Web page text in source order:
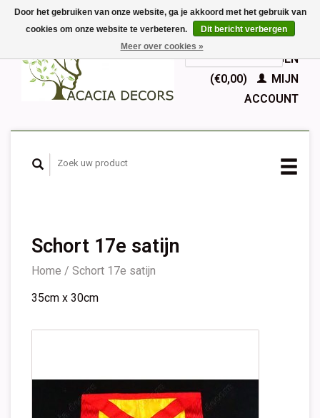
EUR
GBPNederlands
Deutsch
English
Français
WINKELWAGEN
(€0,00)
MIJN
ACCOUNT
Schort 17e satijn
Home / Schort 17e satijn
35cm x 30cm
Door het gebruiken van onze website, ga je akkoord met het gebruik van
cookies om onze website te verbeteren.
Dit bericht verbergen
Meer over cookies »